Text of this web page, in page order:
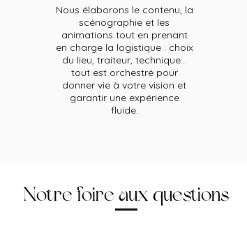
Nous élaborons le contenu, la
scénographie et les
animations tout en prenant
en charge la logistique : choix
du lieu, traiteur, technique...
tout est orchestré pour
donner vie à votre vision et
garantir une expérience
fluide.
Notre foire aux questions